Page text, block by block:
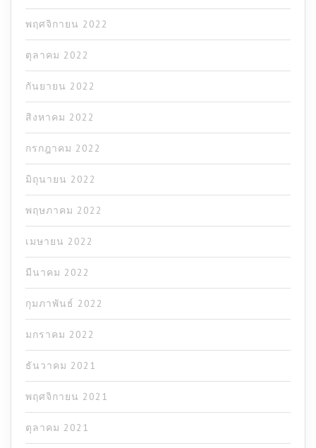
พฤศจิกายน 2022
ตุลาคม 2022
กันยายน 2022
สิงหาคม 2022
กรกฎาคม 2022
มิถุนายน 2022
พฤษภาคม 2022
เมษายน 2022
มีนาคม 2022
กุมภาพันธ์ 2022
มกราคม 2022
ธันวาคม 2021
พฤศจิกายน 2021
ตุลาคม 2021